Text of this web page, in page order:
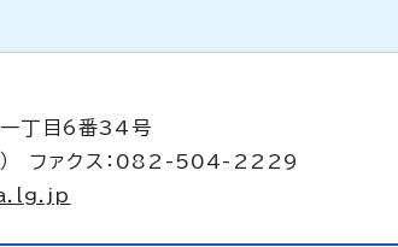
丁目6番34号
ファクス：082-504-2229